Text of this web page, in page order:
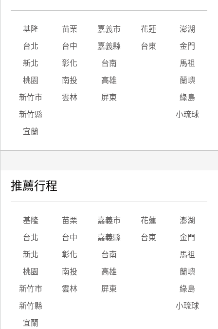
基隆 苗栗 嘉義市 花蓮 澎湖
台北 台中 嘉義縣 台東 金門
新北 彰化 台南 馬祖
桃園 南投 高雄 蘭嶼
新竹市 雲林 屏東 綠島
新竹縣 小琉球
宜蘭
推薦行程
基隆 苗栗 嘉義市 花蓮 澎湖
台北 台中 嘉義縣 台東 金門
新北 彰化 台南 馬祖
桃園 南投 高雄 蘭嶼
新竹市 雲林 屏東 綠島
新竹縣 小琉球
宜蘭